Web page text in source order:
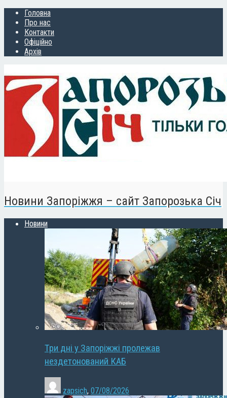
Головна
Про нас
Контакти
Офіційно
Архів
Новини Запоріжжя – сайт Запорозька Січ
Новини
Три дні у Запоріжжі пролежав
нездетонований КАБ
zapsich, 07/08/2026